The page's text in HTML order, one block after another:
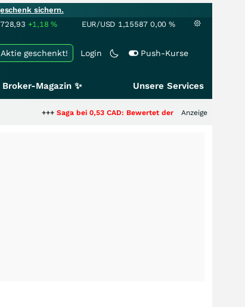
sichern.
+1,18% EUR/USD 1,15587 0,00 %
Login Push-Kurse
Aktie geschenkt!
Broker-Magazin ✨ Unsere Services
Saga bei 0,53 CAD: Bewertet der Markt noch immer nur
Anzeige